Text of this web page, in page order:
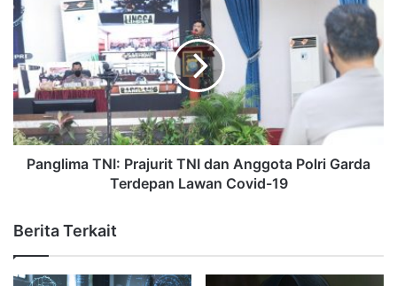
Panglima TNI: Prajurit TNI dan Anggota Polri Garda
Terdepan Lawan Covid-19
Berita Terkait